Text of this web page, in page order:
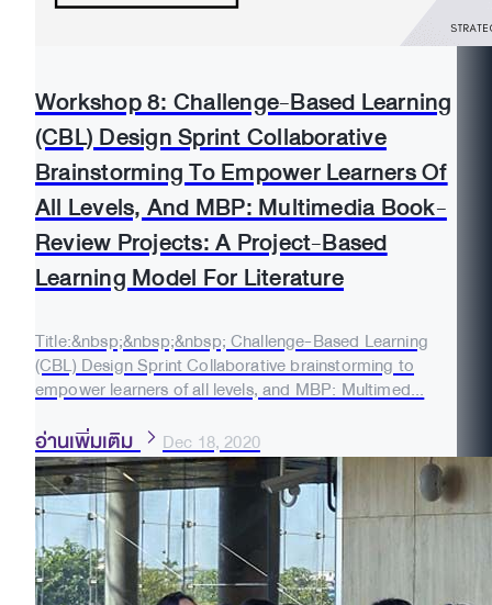
Workshop 8: Challenge-Based Learning
(CBL) Design Sprint Collaborative
Brainstorming To Empower Learners Of
All Levels, And MBP: Multimedia Book-
Review Projects: A Project-Based
Learning Model For Literature
Title:&nbsp;&nbsp;&nbsp; Challenge-Based Learning
(CBL) Design Sprint Collaborative brainstorming to
empower learners of all levels, and MBP: Multimed...
อ่านเพิ่มเติม Dec 18, 2020